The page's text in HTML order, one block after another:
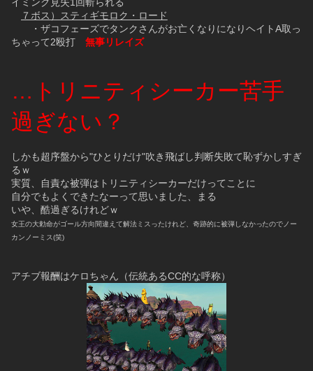
７ボス）スティギモロク・ロード
・ザコフェーズでタンクさんがお亡くなりになりヘイトA取っ
ちゃって2殴打 無事リレイズ
…トリニティシーカー苦手
過ぎない？
しかも超序盤から"ひとりだけ"吹き飛ばし判断失敗て恥ずかしすぎ
るｗ
実質、自責な被弾はトリニティシーカーだけってことに
自分でもよくできたなーって思いました、まる
いや、酷過ぎるけれどｗ
女王の大勅命がゴール方向間違えて解法ミスったけれど、奇跡的に被弾しなかったのでノー
カンノーミス(笑)
アチブ報酬はケロちゃん（伝統あるCC的な呼称）